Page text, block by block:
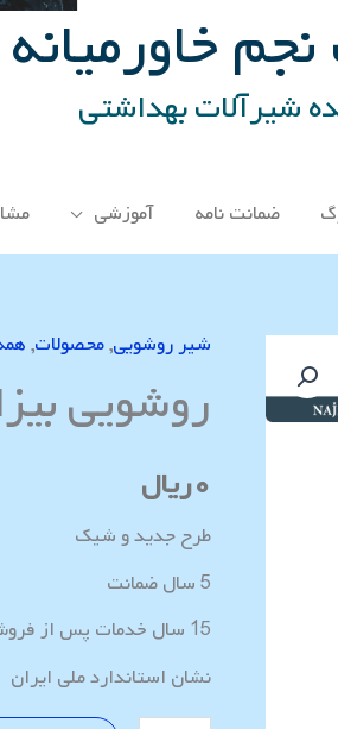
خاورمیانه
شیرآلات بهداشتی
ضمانت نامه آموزشی
شیر روشویی,محصولات,
روشویی
۰ریال
طرح جدید و شیک
5 سال ضمانت
15 سال خدمات پس از فروش
نشان استاندارد ملی ایران
روشویی
بیزانس
طلایی